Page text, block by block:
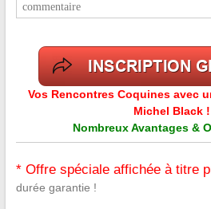
commentaire
Vos Rencontres Coquines avec
Michel Black
Nombreux Avantages &
* Offre spéciale affichée à titre
durée garantie !